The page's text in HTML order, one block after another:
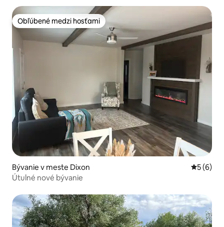
Obľúbené medzi hosťami
Obľúbené medzi hosťami
Bývanie v meste Dixon
5 (6)
Útulné nové bývanie